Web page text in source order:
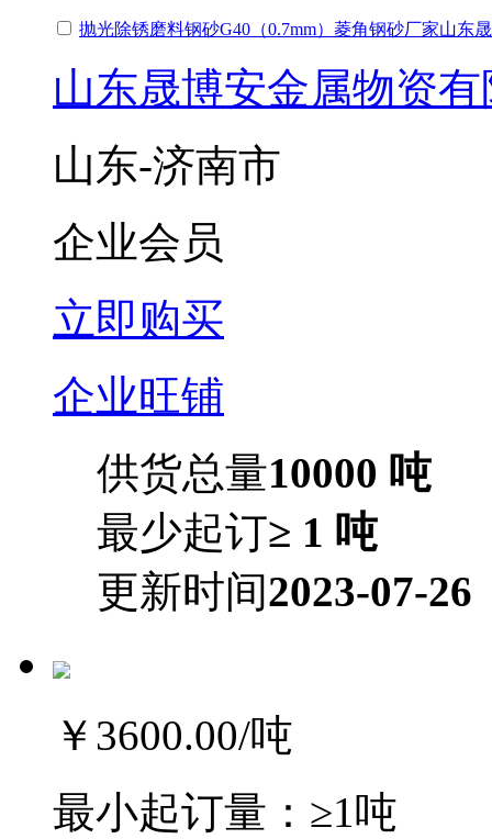
抛光除锈磨料钢砂G40（0.7mm）菱角钢砂厂家山东
山东晟博安金属物资
山东-济南市
企业会员
立即购买
企业旺铺
供货总量10000 吨
最少起订≥ 1 吨
更新时间2023-07-26
￥3600.00/吨
最小起订量： ≥1吨